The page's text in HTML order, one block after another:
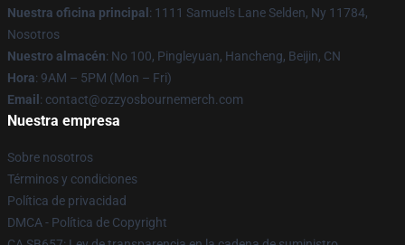
Nuestra oficina principal : 1111 Samuel's Lane Selden, Ny 11784,
Nosotros
Nuestro almacén: No 100, Pingleyuan, Hancheng, Beijin, CN
Hora: 9AM – 5PM (Mon – Fri)
Email : contact@ozzyosbournemerch.com
Nuestra empresa
Sobre nosotros
Términos y condiciones
Política de privacidad
DMCA - Política de Copyright